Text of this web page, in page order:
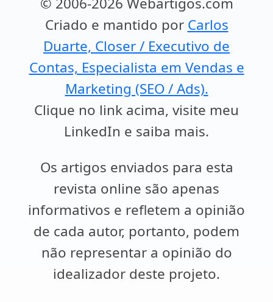
Criado e mantido por Carlos
Duarte, Closer / Executivo de
Contas, Especialista em Vendas e
Marketing (SEO / Ads).
Clique no link acima, visite meu
LinkedIn e saiba mais.
Os artigos enviados para esta
revista online são apenas
informativos e refletem a opinião
de cada autor, portanto, podem
não representar a opinião do
idealizador deste projeto.